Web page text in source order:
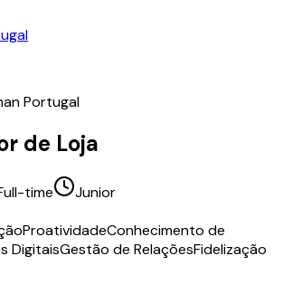
Portugal
de Loja
time
Junior
ProatividadeConhecimento de
DigitaisGestão de RelaçõesFidelização